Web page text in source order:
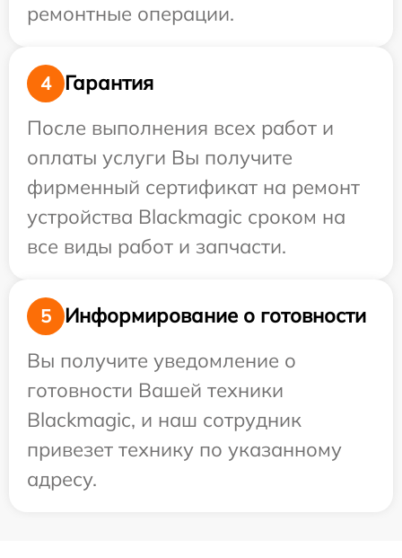
ремонтные операции.
4
Гарантия
После выполнения всех работ и
оплаты услуги Вы получите
фирменный сертификат на ремонт
устройства Blackmagic сроком на
все виды работ и запчасти.
5
Информирование о готовности
Вы получите уведомление о
готовности Вашей техники
Blackmagic, и наш сотрудник
привезет технику по указанному
адресу.